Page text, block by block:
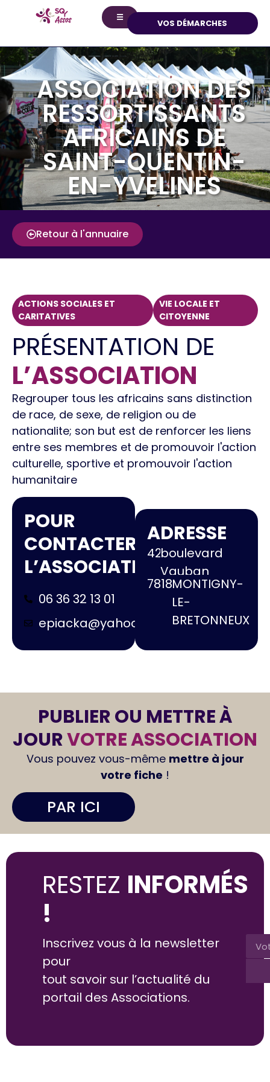
☰
VOS DÉMARCHES
ASSOCIATION DES
RESSORTISSANTS
AFRICAINS DE
SAINT-QUENTIN-
EN-YVELINES
Retour à l'annuaire
ACTIONS SOCIALES ET
CARITATIVES
VIE LOCALE ET
CITOYENNE
PRÉSENTATION DE
L’ASSOCIATION
Regrouper tous les africains sans distinction
de race, de sexe, de religion ou de
nationalite; son but est de renforcer les liens
entre ses membres et de promouvoir l'action
culturelle, sportive et promouvoir l'action
humanitaire
POUR
CONTACTER
L’ASSOCIATION
06 36 32 13 01
epiacka@yahoo.fr
ADRESSE
42boulevard
Vauban
78180MONTIGNY-
LE-
BRETONNEUX
PUBLIER OU METTRE À
JOURVOTRE ASSOCIATION
Vous pouvez vous-même mettre à jour
votre fiche !
PAR ICI
RESTEZ INFORMÉS
!
Inscrivez vous à la newsletter
pour
tout savoir sur l’actualité du
portail des Associations.